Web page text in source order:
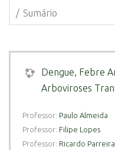
Sumário
Dengue, Febre
Arboviroses
Professor: Paulo Almeida
Professor: Filipe Lopes
Professor: Ricardo Parreira